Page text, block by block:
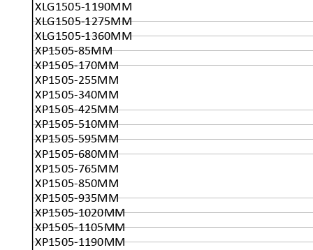
XLG1505-1190MM
XLG1505-1275MM
XLG1505-1360MM
XP1505-85MM
XP1505-170MM
XP1505-255MM
XP1505-340MM
XP1505-425MM
XP1505-510MM
XP1505-595MM
XP1505-680MM
XP1505-765MM
XP1505-850MM
XP1505-935MM
XP1505-1020MM
XP1505-1105MM
XP1505-1190MM